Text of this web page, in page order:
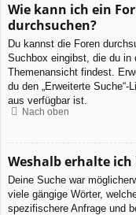
Wie kann ich ein
durchsuchen?
Du kannst die Foren
Suchbox eingibst, die du in
Themenansicht findest.
du den „Erweiterte
aus verfügbar ist.
Nach oben
Weshalb erhalte ich
Deine Suche war
viele gängige Wörter,
spezifischere Anfrage und